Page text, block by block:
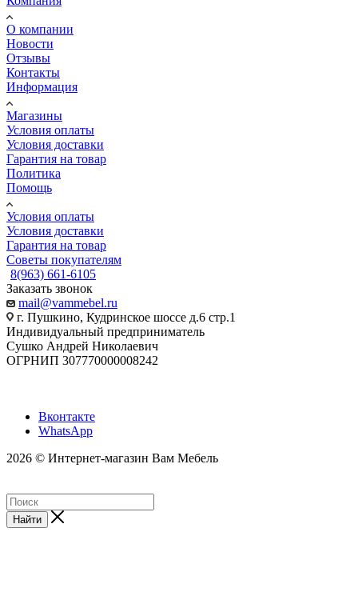
О компании
Новости
Отзывы
Контакты
Информация
Магазины
Условия оплаты
Условия доставки
Гарантия на товар
Политика
Помощь
Условия оплаты
Условия доставки
Гарантия на товар
Советы покупателям
8(963) 661-6105
Заказать звонок
mail@vammebel.ru
г. Пушкино, Кудринское шоссе д.6 стр.1
Индивидуальный предприниматель
Сушко Андрей Николаевич
ОГРНИП 307770000008242
Вконтакте
WhatsApp
2026 © Интернет-магазин Вам Мебель
Найти